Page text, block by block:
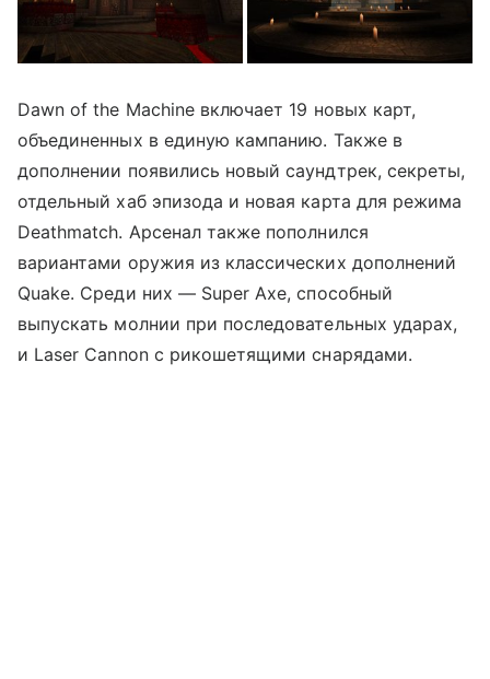
Dawn of the Machine включает 19 новых карт,
объединенных в единую кампанию. Также в
дополнении появились новый саундтрек, секреты,
отдельный хаб эпизода и новая карта для режима
Deathmatch. Арсенал также пополнился
вариантами оружия из классических дополнений
Quake. Среди них — Super Axe, способный
выпускать молнии при последовательных ударах,
и Laser Cannon с рикошетящими снарядами.